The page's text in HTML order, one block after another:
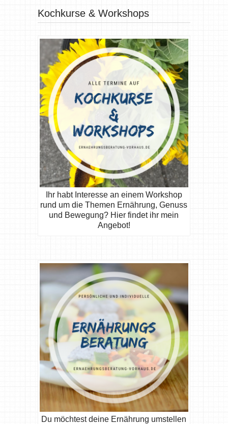
Kochkurse & Workshops
Ihr habt Interesse an einem Workshop
rund um die Themen Ernährung, Genuss
und Bewegung? Hier findet ihr mein
Angebot!
Du möchtest deine Ernährung umstellen